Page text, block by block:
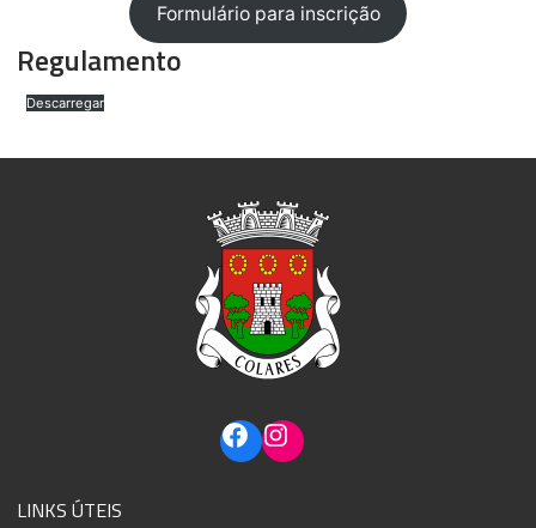
Formulário para inscrição
Regulamento
Descarregar
LINKS ÚTEIS